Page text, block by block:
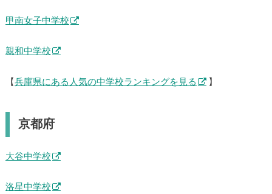
甲南女子中学校
親和中学校
【 兵庫県にある人気の中学校ランキングを見る 】
京都府
大谷中学校
洛星中学校